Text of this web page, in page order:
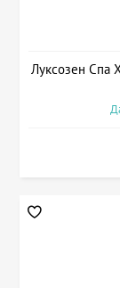
Луксозен Спа